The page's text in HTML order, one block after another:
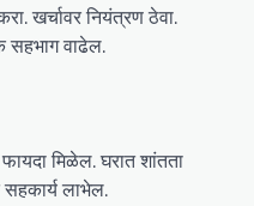
खर्चावर नियंत्रण ठेवा.
सहभाग वाढेल.
मिळेल. घरात शांतता
सहकार्य लाभेल.